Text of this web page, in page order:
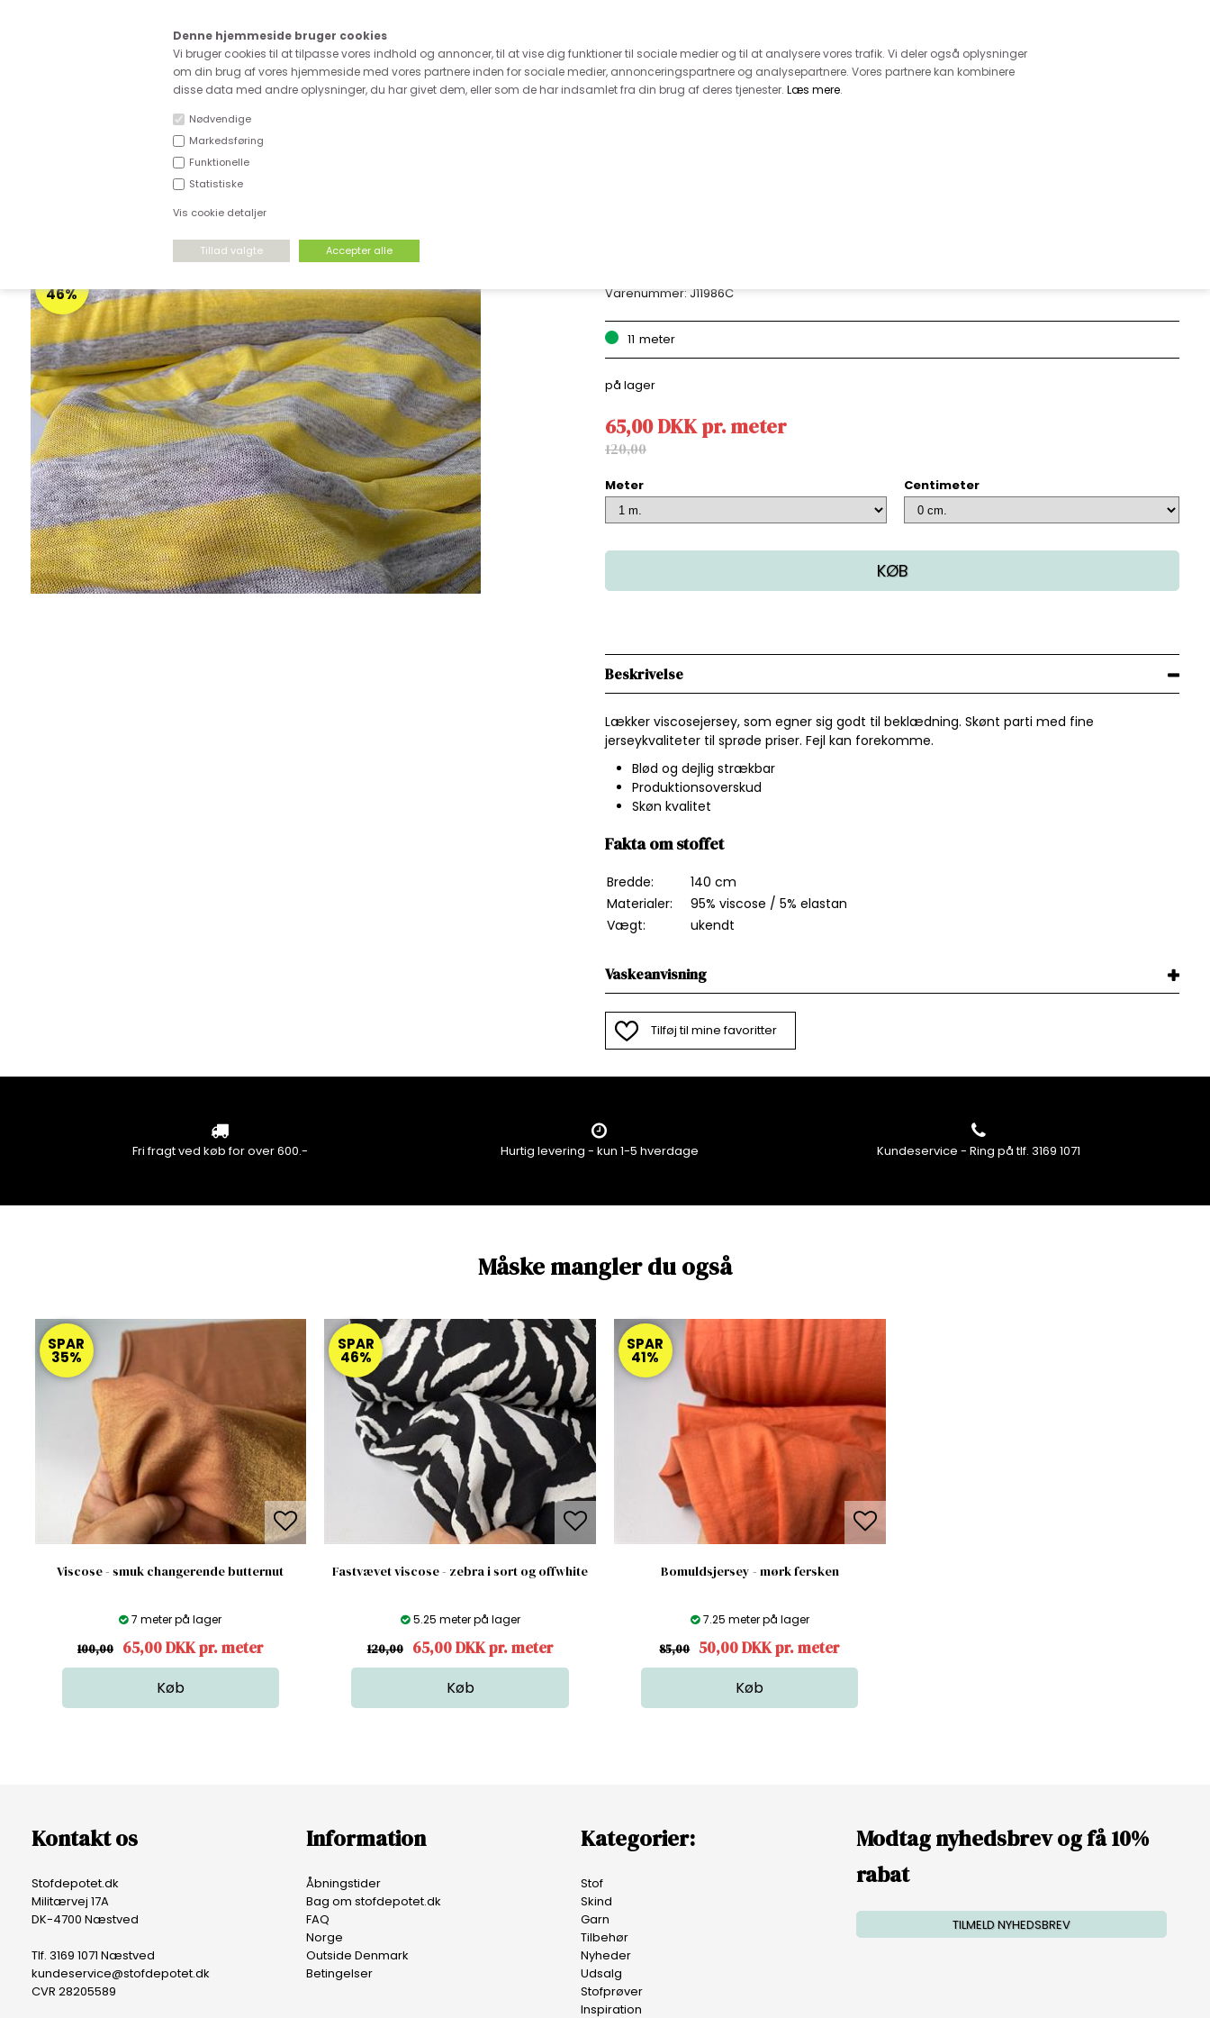
Denne hjemmeside bruger cookies
Vi bruger cookies til at tilpasse vores indhold og annoncer, til at vise dig funktioner til sociale medier og til at analysere vores trafik. Vi deler også oplysninger
om din brug af vores hjemmeside med vores partnere inden for sociale medier, annonceringspartnere og analysepartnere. Vores partnere kan kombinere
disse data med andre oplysninger, du har givet dem, eller som de har indsamlet fra din brug af deres tjenester. Læs mere.
Nødvendige
Markedsføring
Funktionelle
Statistiske
Vis cookie detaljer
Fri fragt ved køb for over 600.-
DEADSTOCK
46% Varenummer:J11986C
11 meter
på lager
65,00DKKpr.meter
120,00
Meter Centimeter
KØB
Beskrivelse
Lækker viscosejersey, som egner sig godt til beklædning. Skønt parti med fine
jerseykvaliteter til sprøde priser. Fejl kan forekomme.
Blød og dejlig strækbar
Produktionsoverskud
Skøn kvalitet
Fakta om stoffet
Bredde:
140 cm
Materialer:
95% viscose / 5% elastan
Vægt:
ukendt
Vaskeanvisning
Tilføj til mine favoritter
Fri fragt ved køb for over 600.- Hurtig levering - kun 1-5 hverdage Kundeservice - Ring på tlf. 3169 1071
Måske mangler du også
SPAR
35%
Viscose - smuk changerende butternut
7 meter på lager
100,00
65,00 DKK pr. meter
SPAR
46%
Fastvævet viscose - zebra i sort og offwhite
5.25 meter på lager
120,00
65,00 DKK pr. meter
SPAR
41%
Bomuldsjersey - mørk fersken
7.25 meter på lager
85,00
50,00 DKK pr. meter
Kontakt os
Stofdepotet.dk
Militærvej 17A
DK-4700 Næstved
Tlf. 3169 1071 Næstved
kundeservice@stofdepotet.dk
CVR 28205589
Information
Åbningstider
Bag om stofdepotet.dk
FAQ
Norge
Outside Denmark
Betingelser
Kategorier:
Stof
Skind
Garn
Tilbehør
Nyheder
Udsalg
Stofprøver
Inspiration
Modtag nyhedsbrev og få 10%
rabat
TILMELD NYHEDSBREV